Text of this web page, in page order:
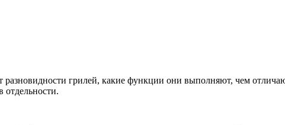
разновидности грилей, какие функции они выполняют, чем
отдельности.